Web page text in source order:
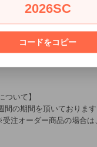
ジュエリーオンライン
ているため、ネット上に
ます。在庫管理に努めて
ついて】
間の期間を頂いておりま
注オーダー商品の場合は
2026SC
コードをコピー